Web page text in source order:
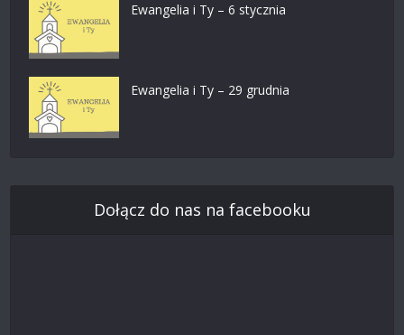
Ewangelia i Ty – 6 stycznia
Ewangelia i Ty – 29 grudnia
Dołącz do nas na facebooku